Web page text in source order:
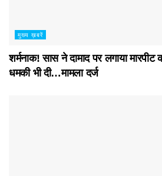
मुख्य ख़बरें
शर्मनाक! सास ने दामाद पर लगाया
धमकी भी दी…मामला दर्ज